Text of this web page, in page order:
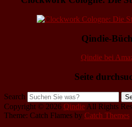
Qindie-
Qindie bei
Seite
Search
Copyright © 2026 Qindie All Rights
Theme: Catch Flames by Catch Themes